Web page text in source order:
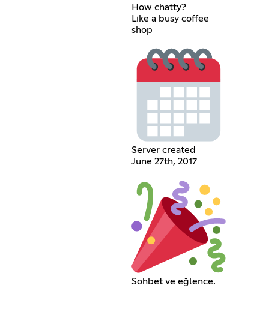
How chatty?
Like a busy coffee
shop
Server created
June 27th, 2017
Sohbet ve eğlence.